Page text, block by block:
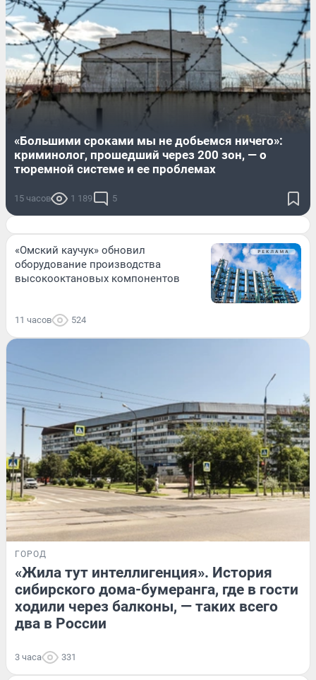
«Большими сроками мы не добьемся ничего»:
криминолог, прошедший через 200 зон, — о
тюремной системе и ее проблемах
15 часов 1 189 5
«Омский каучук» обновил
оборудование производства
высокооктановых компонентов
11 часов 524
ГОРОД
«Жила тут интеллигенция». История
сибирского дома-бумеранга, где в гости
ходили через балконы, — таких всего
два в России
3 часа 331